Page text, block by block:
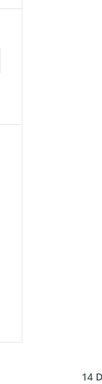
14